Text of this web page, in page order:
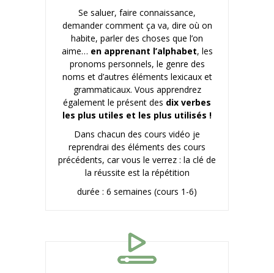
Se saluer, faire connaissance,
demander comment ça va, dire où on
habite, parler des choses que l’on
aime… en apprenant l’alphabet, les
pronoms personnels, le genre des
noms et d’autres éléments lexicaux et
grammaticaux. Vous apprendrez
également le présent des dix verbes
les plus utiles et les plus utilisés !
Dans chacun des cours vidéo je
reprendrai des éléments des cours
précédents, car vous le verrez : la clé de
la réussite est la répétition
durée : 6 semaines (cours 1-6)